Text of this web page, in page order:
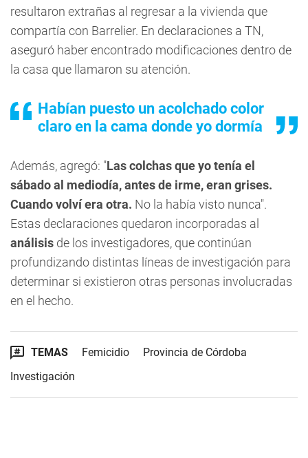
resultaron extrañas al regresar a la vivienda que
compartía con Barrelier. En declaraciones a TN,
aseguró haber encontrado modificaciones dentro de
la casa que llamaron su atención.
Habían puesto un acolchado color
claro en la cama donde yo dormía
Además, agregó: "Las colchas que yo tenía el
sábado al mediodía, antes de irme, eran grises.
Cuando volví era otra. No la había visto nunca".
Estas declaraciones quedaron incorporadas al
análisis de los investigadores, que continúan
profundizando distintas líneas de investigación para
determinar si existieron otras personas involucradas
en el hecho.
TEMAS Femicidio
Provincia de Córdoba
Investigación